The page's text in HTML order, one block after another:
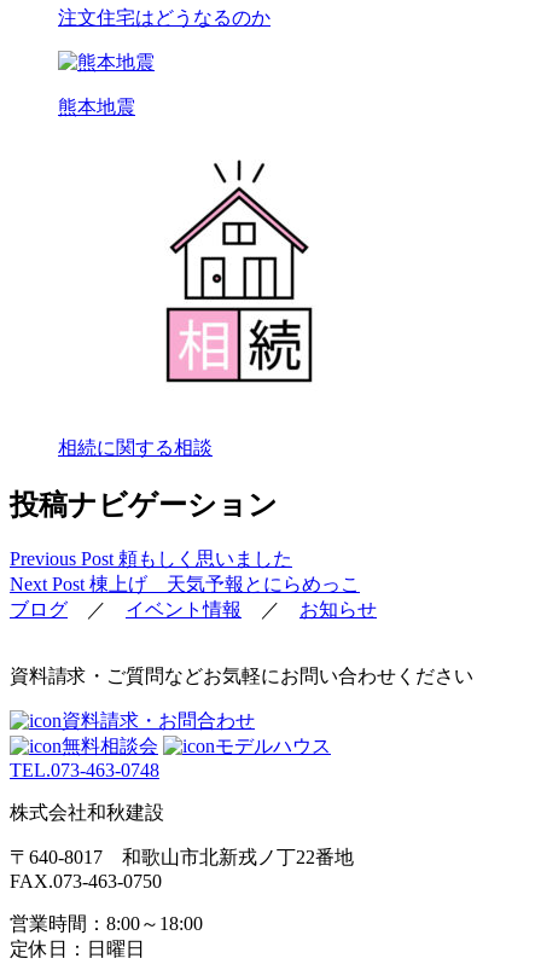
注文住宅はどうなるのか
熊本地震
相続に関する相談
投稿ナビゲーション
Previous Post頼もしく思いました
Next Post棟上げ 天気予報とにらめっこ
ブログ ／ イベント情報 ／ お知らせ
資料請求・ご質問などお気軽にお問い合わせください
資料請求・お問合わせ
無料相談会
モデルハウス
TEL.073-463-0748
株式会社和秋建設
〒640-8017 和歌山市北新戎ノ丁22番地
FAX.073-463-0750
営業時間：8:00～18:00
定休日：日曜日